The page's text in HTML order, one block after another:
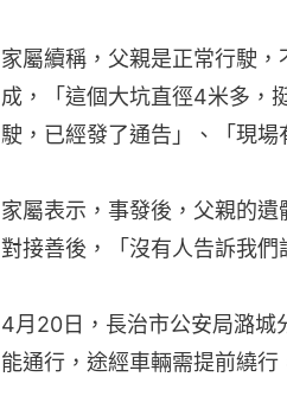
家屬續稱，父親是正常行駛
成，「這個大坑直徑4米多，
駛，已經發了通告」、「現
家屬表示，事發後，父親的
對接善後，「沒有人告訴我們
4月20日，長治市公安局潞城
能通行，途經車輛需提前繞行